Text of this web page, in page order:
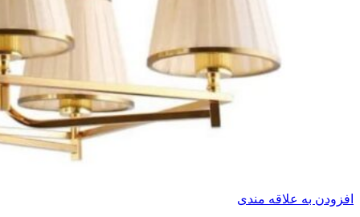
افزودن به علاقه مندی